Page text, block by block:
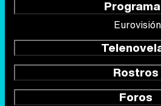
Rostros
Foros